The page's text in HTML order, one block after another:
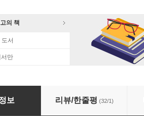
의 책
서
만
이드
보 리뷰/한줄평 (32/1)